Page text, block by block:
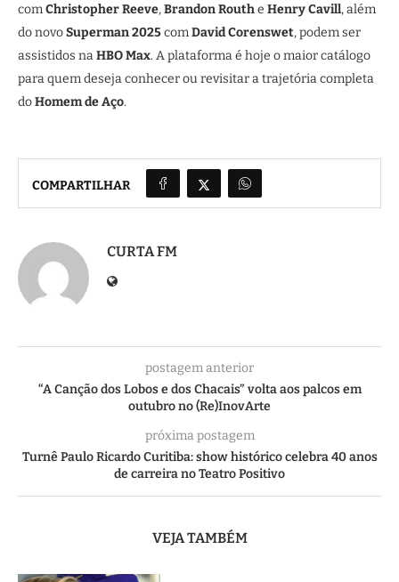
comChristopher Reeve,Brandon Routhe Henry Cavill, além
do novoSuperman 2025comDavid Corenswet, podem ser
assistidos naHBO Max. A plataforma é hoje o maior catálogo
para quem deseja conhecer ou revisitar a trajetória completa
doHomem de Aço.
COMPARTILHAR
CURTA FM
postagem anterior
“A Canção dos Lobos e dos Chacais” volta aos palcos em
outubro no (Re)InovArte
próxima postagem
Turnê Paulo Ricardo Curitiba: show histórico celebra 40 anos
de carreira no Teatro Positivo
VEJA TAMBÉM